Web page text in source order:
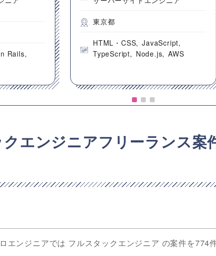
Rails
東京都
HTML・CSS
JavaScript
TypeScript
Node.js AWS
エンジニアフリーランス案
エンジニアでは フルスタックエンジニア の案件を774